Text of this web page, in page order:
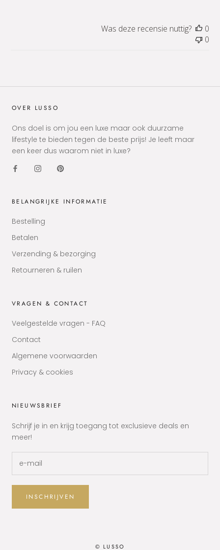
Was deze recensie nuttig?
0
0
OVER LUSSO
Ons doel is om jou een luxe maar ook duurzame
lifestyle te bieden tegen de beste prijs! Je leeft maar
een keer dus waarom niet in luxe?
BELANGRIJKE INFORMATIE
Bestelling
Betalen
Verzending & bezorging
Retourneren & ruilen
VRAGEN & CONTACT
Veelgestelde vragen - FAQ
Contact
Algemene voorwaarden
Privacy & cookies
NIEUWSBRIEF
Schrijf je in en krijg toegang tot exclusieve deals en
meer!
INSCHRIJVEN
© LUSSO